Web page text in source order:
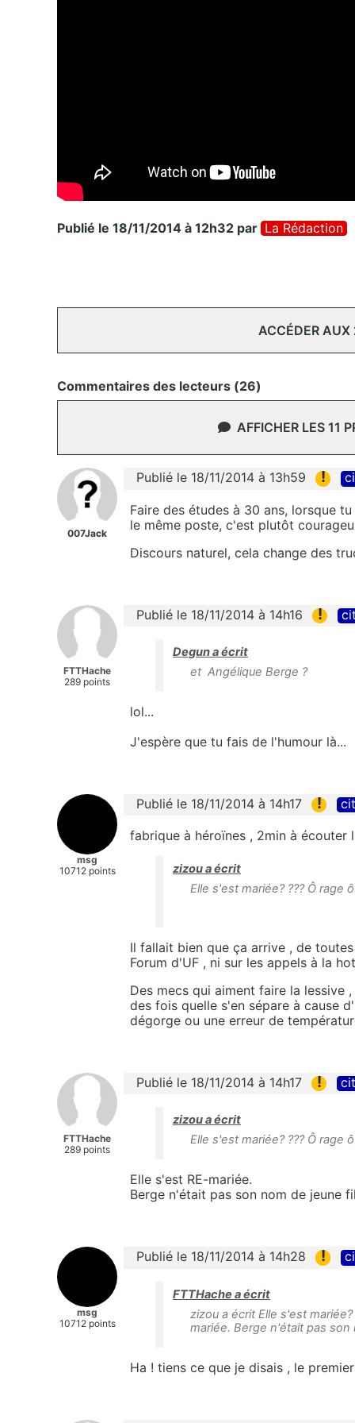
Publié le 18/11/2014 à 12h32 par La Rédaction
ACCÉDER
Commentaires des lecteurs (26)
AFFICHER LES 11
007Jack
Publié le 18/11/2014 à 13h59 !
Faire des études à 30 ans, lorsque
le même poste, c'est plutôt
Discours naturel, cela change des
FTTHache
289 points
Publié le 18/11/2014 à 14h16 !
Degun a écrit
et Angélique Berge ?
lol...
J'espère que tu fais de l'humour là...
msg
10712 points
Publié le 18/11/2014 à 14h17 !
fabrique à héroïnes , 2min à écouter
zizou a écrit
Elle s'est mariée? ??? Ô rage
Il fallait bien que ça arrive , de
Forum d'UF , ni sur les appels à la
Des mecs qui aiment faire la lessive
des fois quelle s'en sépare à cause
dégorge ou une erreur de
FTTHache
289 points
Publié le 18/11/2014 à 14h17 !
zizou a écrit
Elle s'est mariée? ??? Ô rage
Elle s'est RE-mariée.
Berge n'était pas son nom de jeune
msg
10712 points
Publié le 18/11/2014 à 14h28 !
FTTHache a écrit
zizou a écrit Elle s'est
mariée. Berge n'était pas son
Ha ! tiens ce que je disais , le